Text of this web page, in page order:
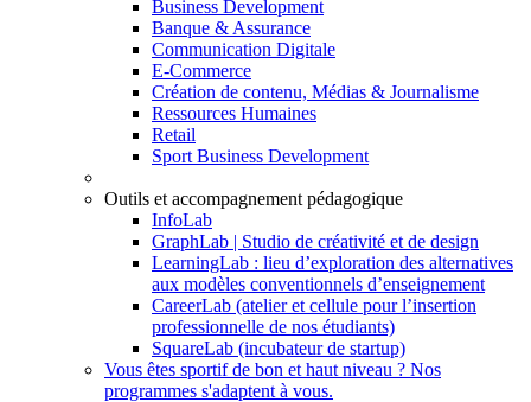
Business Development
Banque & Assurance
Communication Digitale
E-Commerce
Création de contenu, Médias & Journalisme
Ressources Humaines
Retail
Sport Business Development
Outils et accompagnement pédagogique
InfoLab
GraphLab | Studio de créativité et de design
LearningLab : lieu d’exploration des alternatives
aux modèles conventionnels d’enseignement
CareerLab (atelier et cellule pour l’insertion
professionnelle de nos étudiants)
SquareLab (incubateur de startup)
Vous êtes sportif de bon et haut niveau ? Nos
programmes s'adaptent à vous.